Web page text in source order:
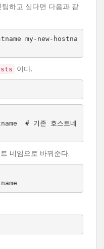
하고 싶다면 다음과 같
my-new-hostna
이다.
# 기존 호스트네
네임으로 바꿔준다.